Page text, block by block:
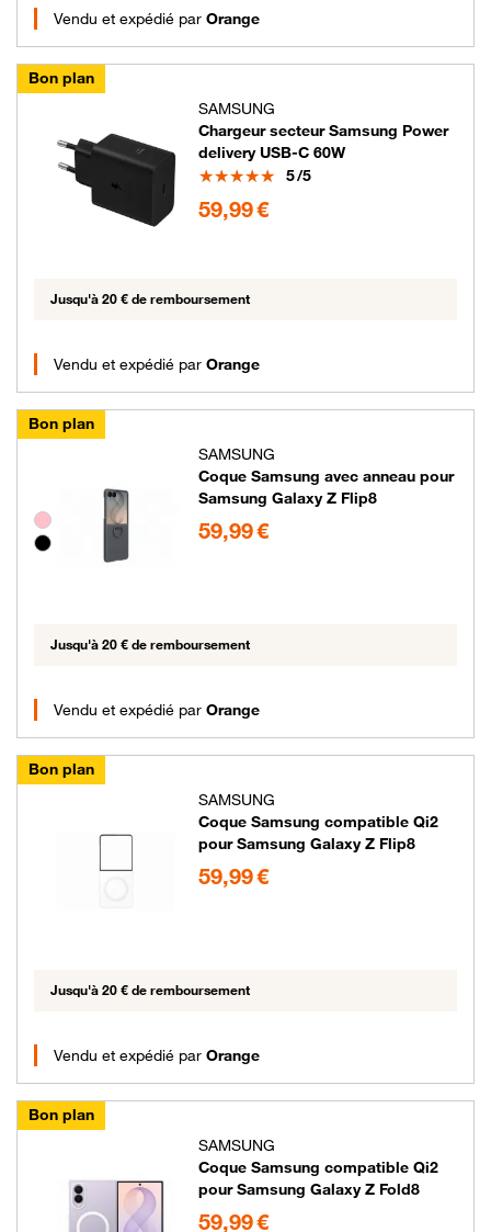
Vendu et expédié par Orange
Bon plan
SAMSUNG
Chargeur secteur Samsung Power
delivery USB-C 60W
Note
5/5
59,99 €
Jusqu'à 20 € de remboursement
Vendu et expédié par Orange
Bon plan
Groupe de couleurs disponibles non sélectionnables
SAMSUNG
Coque Samsung avec anneau pour
Samsung Galaxy Z Flip8
59,99 €
Jusqu'à 20 € de remboursement
Vendu et expédié par Orange
Bon plan
SAMSUNG
Coque Samsung compatible Qi2
pour Samsung Galaxy Z Flip8
59,99 €
Jusqu'à 20 € de remboursement
Vendu et expédié par Orange
Bon plan
SAMSUNG
Coque Samsung compatible Qi2
pour Samsung Galaxy Z Fold8
59,99 €